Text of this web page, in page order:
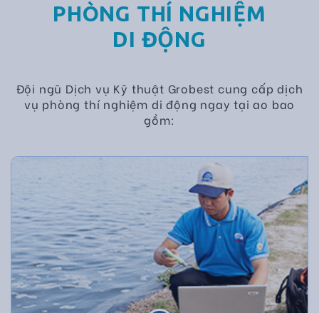
PHÒNG THÍ NGHIỆM
DI ĐỘNG
Đội ngũ Dịch vụ Kỹ thuật Grobest cung cấp dịch
vụ phòng thí nghiệm di động ngay tại ao bao
gồm: